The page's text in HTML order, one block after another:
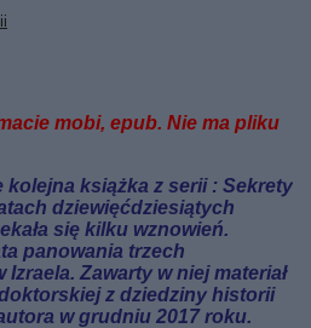
mobi, epub. Nie ma pliku
kolejna książka z serii : Sekrety
dziewięćdziesiątych
się kilku wznowień.
panowania trzech
Zawarty w niej materiał
z dziedziny historii
w grudniu 2017 roku.